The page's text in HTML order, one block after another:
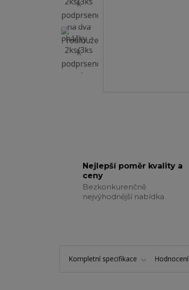
Nejlepší poměr kvality a
ceny
Bezkonkurenčně
nejvýhodnější nabídka
Kompletní specifikace Hodnocení